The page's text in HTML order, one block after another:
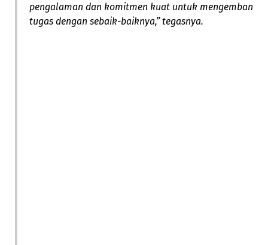
pengalaman dan komitmen kuat untuk mengemban
tugas dengan sebaik-baiknya,” tegasnya.